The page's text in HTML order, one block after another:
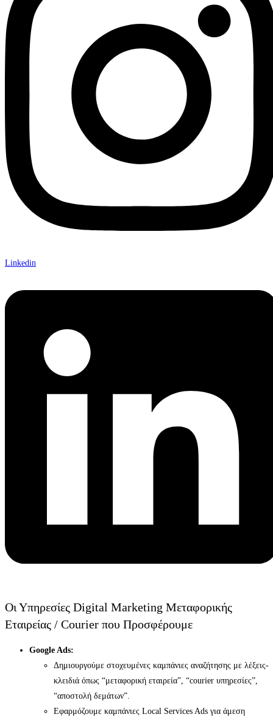
Linkedin
Οι Υπηρεσίες Digital Marketing Μεταφορικής
Εταιρείας / Courier που Προσφέρουμε
Google Ads:
Δημιουργούμε στοχευμένες καμπάνιες αναζήτησης με λέξεις-
κλειδιά όπως “μεταφορική εταιρεία”, “courier υπηρεσίες”,
“αποστολή δεμάτων”.
Εφαρμόζουμε καμπάνιες Local Services Ads για άμεση